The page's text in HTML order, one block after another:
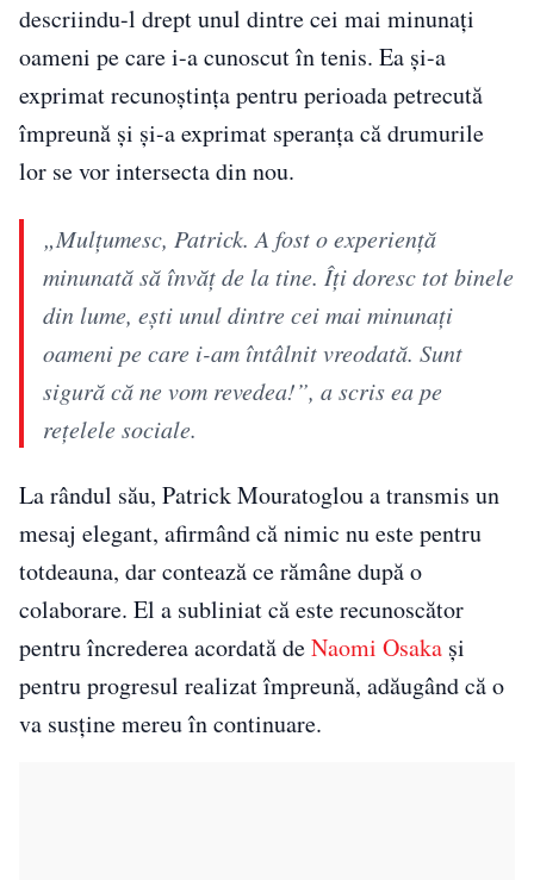
descriindu-l drept unul dintre cei mai minunați
oameni pe care i-a cunoscut în tenis. Ea și-a
exprimat recunoștința pentru perioada petrecută
împreună și și-a exprimat speranța că drumurile
lor se vor intersecta din nou.
„Mulţumesc, Patrick. A fost o experienţă
minunată să învăţ de la tine. Îţi doresc tot binele
din lume, eşti unul dintre cei mai minunaţi
oameni pe care i-am întâlnit vreodată. Sunt
sigură că ne vom revedea!”, a scris ea pe
reţelele sociale.
La rândul său, Patrick Mouratoglou a transmis un
mesaj elegant, afirmând că nimic nu este pentru
totdeauna, dar contează ce rămâne după o
colaborare. El a subliniat că este recunoscător
pentru încrederea acordată deNaomi Osaka și
pentru progresul realizat împreună, adăugând că o
va susține mereu în continuare.